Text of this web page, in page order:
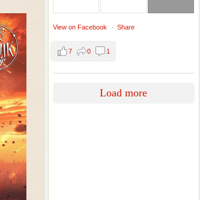
View on Facebook · Share
7 0 1
Load more